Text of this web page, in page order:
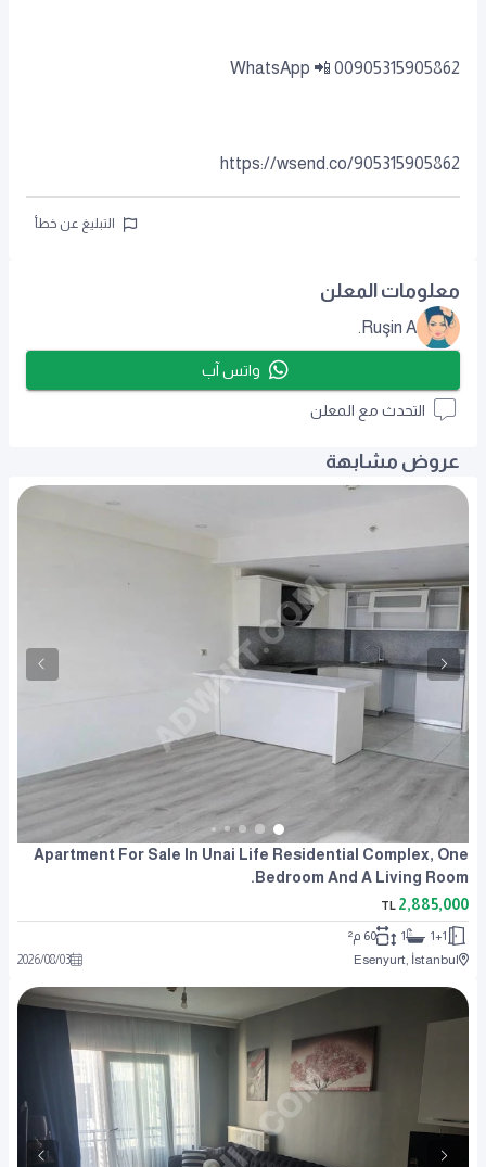
00905315905862 📲 WhatsApp
https://wsend.co/905315905862
التبليغ عن خطأ
معلومات المعلن
Ruşin A.
واتس آب
التحدث مع المعلن
عروض مشابهة
Apartment For Sale In Unai Life Residential Complex, One
Bedroom And A Living Room.
2,885,000
TL
1+1
1
60 م²
Esenyurt, İstanbul
2026/08/03